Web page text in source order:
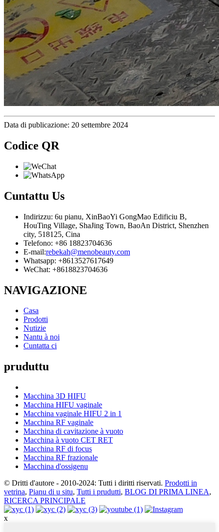
Data di publicazione: 20 settembre 2024
Codice QR
Cuntattu Us
Indirizzu: 6u pianu, XinBaoYi GongMao Edificiu B,
HouTing Village, ShaJing Town, BaoAn District, Shenzhen
city, 518125, Cina
Telefono: +86 18823704636
E-mail:rebekah@menobeauty.com
Whatsapp: +8613527617649
WeChat: +8618823704636
NAVIGAZIONE
Casa
Prodotti
Nutizie
Nantu à noi
Cuntatta ci
pruduttu
Macchina 3D HIFU
Macchina HIFU vaginale
Macchina vaginale HIFU 2 in 1
Macchina RF vaginale
Macchina di cavitazione à vuoto
Macchina à vuoto CET RET
Macchina RF di focus
Macchina RF frazionale
Macchina d'ossigenu
© Dritti d'autore - 2010-2024: Tutti i diritti riservati. Prodotti in
vetrina, Pianu di u situ, Tutti i prudutti, BLOG DI PRIMA LINEA,
RICERCA PRINCIPALE
x